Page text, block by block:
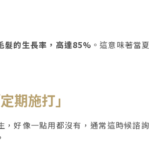
髮的生長率，高達85% 。這意味著當
期施打」
好像一點用都沒有，通常這時候